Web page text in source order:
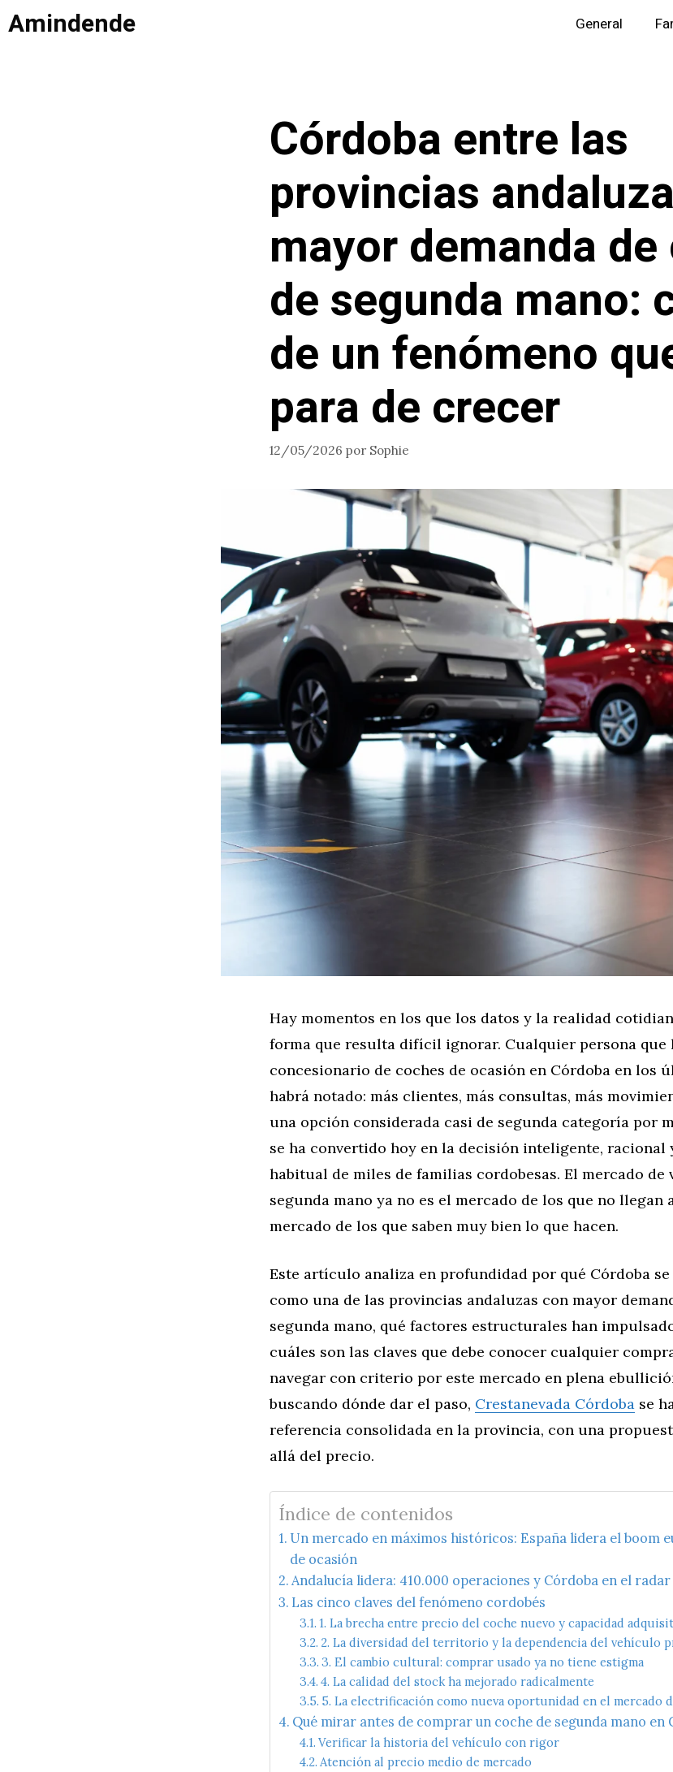
Saltar
alAmindende General
Córdoba entre las
provincias
mayor demanda
de segunda mano:
de un fenómeno
para de crecer
12/05/2026 por Sophie
Hay momentos en los que los datos y la realidad
forma que resulta difícil ignorar. Cualquier persona que
concesionario de coches de ocasión en Córdoba en los
habrá notado: más clientes, más consultas, más
una opción considerada casi de segunda categoría por
se ha convertido hoy en la decisión inteligente, racional
habitual de miles de familias cordobesas. El mercado de
segunda mano ya no es el mercado de los que no llegan
mercado de los que saben muy bien lo que hacen.
Este artículo analiza en profundidad por qué Córdoba
como una de las provincias andaluzas con mayor
segunda mano, qué factores estructurales han
cuáles son las claves que debe conocer cualquier
navegar con criterio por este mercado en plena
buscando dónde dar el paso, Crestanevada Córdoba se
referencia consolidada en la provincia, con una
allá del precio.
Índice de contenidos
Un mercado en máximos históricos: España lidera el boom
de ocasión
Andalucía lidera: 410.000 operaciones y Córdoba en el radar
Las cinco claves del fenómeno cordobés
1. La brecha entre precio del coche nuevo y capacidad
2. La diversidad del territorio y la dependencia del vehículo
3. El cambio cultural: comprar usado ya no tiene estigma
4. La calidad del stock ha mejorado radicalmente
5. La electrificación como nueva oportunidad en el mercado
Qué mirar antes de comprar un coche de segunda mano en
Verificar la historia del vehículo con rigor
Atención al precio medio de mercado